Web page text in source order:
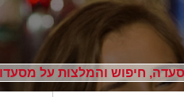
חיפוש והמלצות על